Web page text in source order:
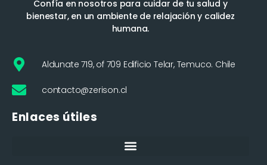
Confía en nosotros para cuidar de tu salud y
bienestar, en un ambiente de relajación y calidez
humana.
Aldunate 719, of 709 Edificio Telar, Temuco. Chile
contacto@zerison.cl
Enlaces útiles